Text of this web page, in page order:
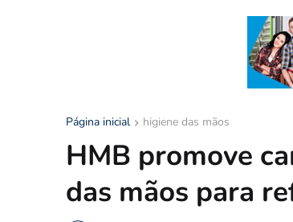
Página inicial higiene das mãos
HMB promove
das mãos para